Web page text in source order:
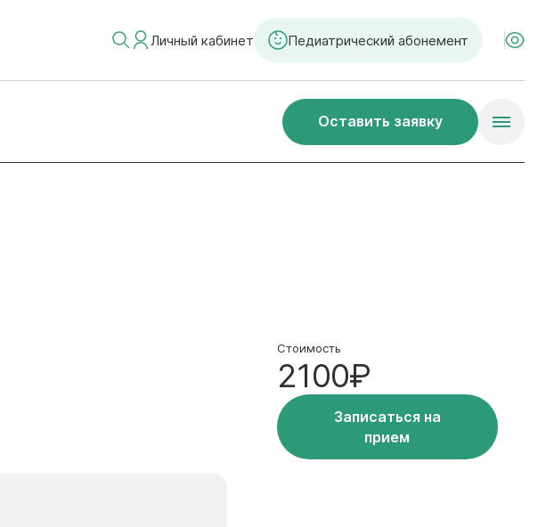
Личный кабинет Педиатрический абонемент
Оставить заявку
Стоимость
2100₽
Записаться на
прием